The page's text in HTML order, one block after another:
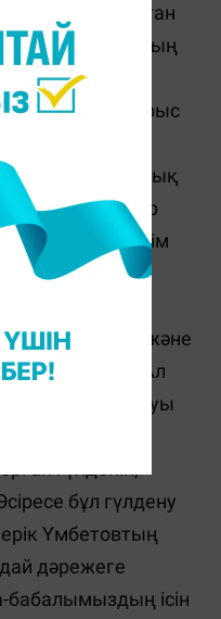
айналған
ғасырдың
орнына орыс
шағын қалашық
тұрғыны бар
мешіт, кішігірім
болыпты.
бір
зауыт және
екен. Ал
атауы
иеленіп
гүлденіп,
бұл гүлдену
Үмбетовтың
дәрежеге
бабалымыздың ісін